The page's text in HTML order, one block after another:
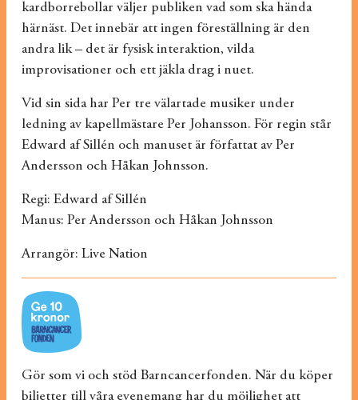
kardborrebollar väljer publiken vad som ska hända
härnäst. Det innebär att ingen föreställning är den
andra lik – det är fysisk interaktion, vilda
improvisationer och ett jäkla drag i nuet.
Vid sin sida har Per tre välartade musiker under
ledning av kapellmästare Per Johansson. För regin står
Edward af Sillén och manuset är författat av Per
Andersson och Håkan Johnsson.
Regi: Edward af Sillén
Manus: Per Andersson och Håkan Johnsson
Arrangör: Live Nation
Gör som vi och stöd Barncancerfonden. När du köper
biljetter till våra evenemang har du möjlighet att